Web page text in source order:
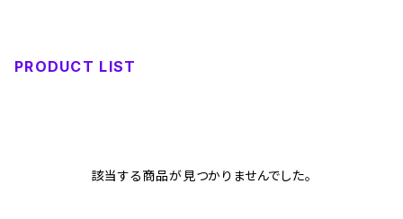
PRODUCT LIST
該当する商品が見つかりませんでした。